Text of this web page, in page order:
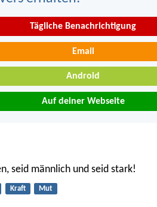
Tägliche Benachrichtigung
Email
Android
Auf deiner Webseite
seid männlich und seid stark!
Kraft Mut